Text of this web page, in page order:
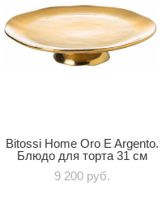
Bitossi Home Oro E Argento.
Блюдо для торта 31 см
9 200 pуб.